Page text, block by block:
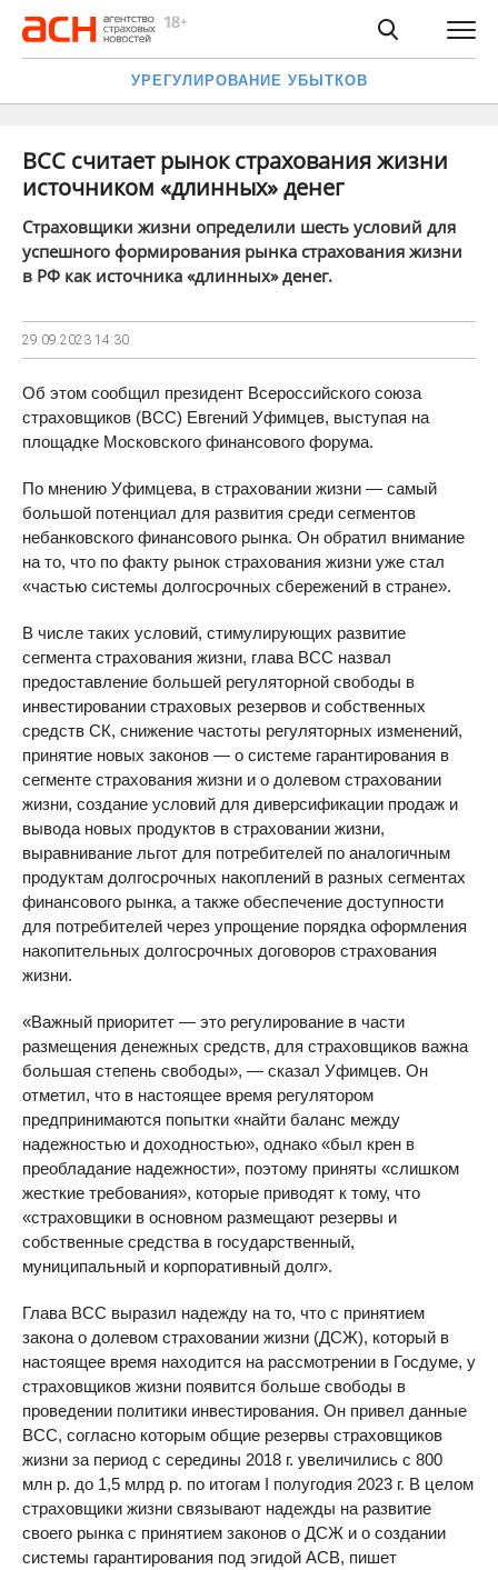
УРЕГУЛИРОВАНИЕ УБЫТКОВ
ВСС считает рынок страхования жизни
источником «длинных» денег
Страховщики жизни определили шесть условий для
успешного формирования рынка страхования жизни
в РФ как источника «длинных» денег.
29.09.2023 14:30
Об этом сообщил президент Всероссийского союза
страховщиков (ВСС) Евгений Уфимцев, выступая на
площадке Московского финансового форума.
По мнению Уфимцева, в страховании жизни — самый
большой потенциал для развития среди сегментов
небанковского финансового рынка. Он обратил внимание
на то, что по факту рынок страхования жизни уже стал
«частью системы долгосрочных сбережений в стране».
В числе таких условий, стимулирующих развитие
сегмента страхования жизни, глава ВСС назвал
предоставление большей регуляторной свободы в
инвестировании страховых резервов и собственных
средств СК, снижение частоты регуляторных изменений,
принятие новых законов — о системе гарантирования в
сегменте страхования жизни и о долевом страховании
жизни, создание условий для диверсификации продаж и
вывода новых продуктов в страховании жизни,
выравнивание льгот для потребителей по аналогичным
продуктам долгосрочных накоплений в разных сегментах
финансового рынка, а также обеспечение доступности
для потребителей через упрощение порядка оформления
накопительных долгосрочных договоров страхования
жизни.
«Важный приоритет — это регулирование в части
размещения денежных средств, для страховщиков важна
большая степень свободы», — сказал Уфимцев. Он
отметил, что в настоящее время регулятором
предпринимаются попытки «найти баланс между
надежностью и доходностью», однако «был крен в
преобладание надежности», поэтому приняты «слишком
жесткие требования», которые приводят к тому, что
«страховщики в основном размещают резервы и
собственные средства в государственный,
муниципальный и корпоративный долг».
Глава ВСС выразил надежду на то, что с принятием
закона о долевом страховании жизни (ДСЖ), который в
настоящее время находится на рассмотрении в Госдуме, у
страховщиков жизни появится больше свободы в
проведении политики инвестирования. Он привел данные
ВСС, согласно которым общие резервы страховщиков
жизни за период с середины 2018 г. увеличились с 800
млн р. до 1,5 млрд р. по итогам I полугодия 2023 г. В целом
страховщики жизни связывают надежды на развитие
своего рынка с принятием законов о ДСЖ и о создании
системы гарантирования под эгидой АСВ, пишет